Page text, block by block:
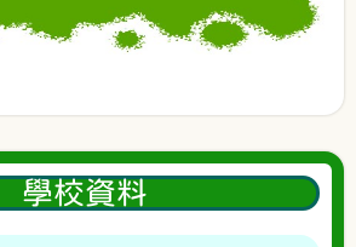
學校資料